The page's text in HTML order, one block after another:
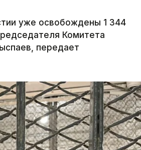
уже освобождены 1 344
Комитета
передает